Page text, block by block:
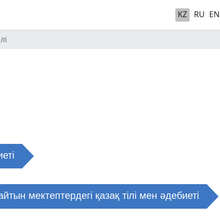
KZ RU EN
мектептердегі қазақ тілі мен әдебиеті